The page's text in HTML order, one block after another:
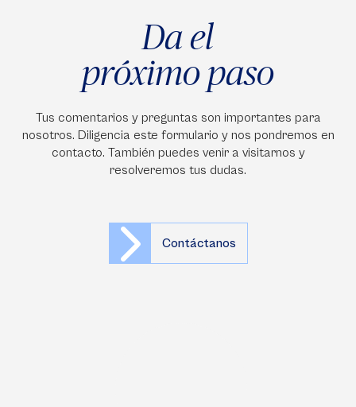
Da el
próximo paso
Tus comentarios y preguntas son importantes para
nosotros. Diligencia este formulario y nos pondremos en
contacto. También puedes venir a visitarnos y
resolveremos tus dudas.
Contáctanos